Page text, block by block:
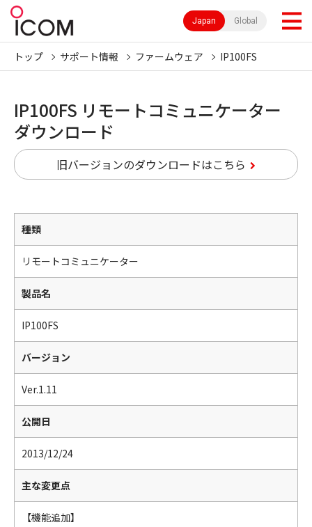
Japan Global
トップ サポート情報 ファームウェア IP100FS
IP100FS リモートコミュニケーター
ダウンロード
旧バージョンのダウンロードはこちら
種類
リモートコミュニケーター
製品名
IP100FS
バージョン
Ver.1.11
公開日
2013/12/24
主な変更点
【機能追加】